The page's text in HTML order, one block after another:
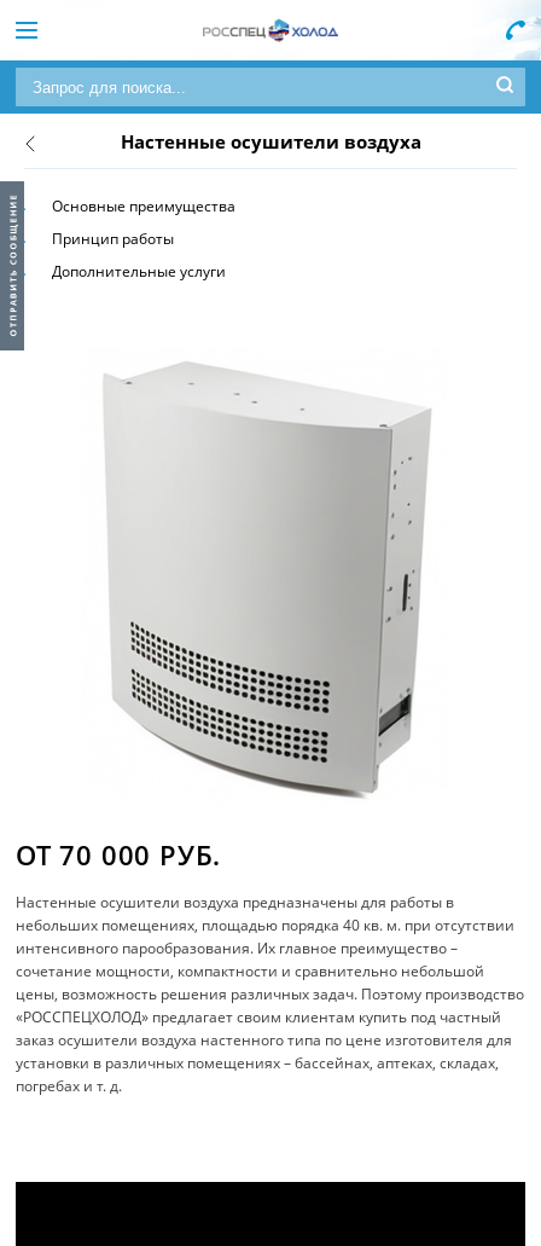
Настенные осушители воздуха
Основные преимущества
Принцип работы
Дополнительные услуги
ОТ 70 000 РУБ.
Настенные осушители воздуха предназначены для работы в
небольших помещениях, площадью порядка 40 кв. м. при отсутствии
интенсивного парообразования. Их главное преимущество –
сочетание мощности, компактности и сравнительно небольшой
цены, возможность решения различных задач. Поэтому производство
«РОССПЕЦХОЛОД» предлагает своим клиентам купить под частный
заказ осушители воздуха настенного типа по цене изготовителя для
установки в различных помещениях – бассейнах, аптеках, складах,
погребах и т. д.